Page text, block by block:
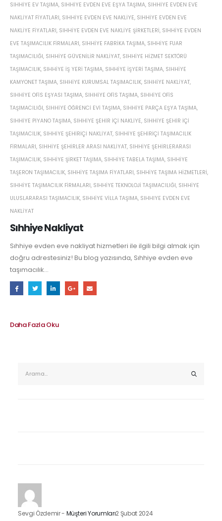
Sıhhiye Nakliyat
SIHHIYE EV TAŞIMA, SIHHIYE EVDEN EVE EŞYA TAŞIMA, SIHHIYE EVDEN EVE
NAKLIYAT FIYATLARI, SIHHIYE EVDEN EVE NAKLIYE, SIHHIYE EVDEN EVE
NAKLIYE FIYATLARI, SIHHIYE EVDEN EVE NAKLIYE ŞIRKETLERI, SIHHIYE EVDEN
EVE TAŞIMACILIK FIRMALARI, SIHHIYE FABRIKA TAŞIMA, SIHHIYE FUAR
TAŞIMACILIĞI, SIHHIYE GÜVENILIR NAKLIYAT, SIHHIYE HIZMET SEKTÖRÜ
TAŞIMACILIK, SIHHIYE IŞ YERI TAŞIMA, SIHHIYE IŞYERI TAŞIMA, SIHHIYE
KAMYONET TAŞIMA, SIHHIYE KURUMSAL TAŞIMACILIK, SIHHIYE NAKLIYAT,
SIHHIYE OFIS EŞYASI TAŞIMA, SIHHIYE OFIS TAŞIMA, SIHHIYE OFIS
TAŞIMACILIĞI, SIHHIYE ÖĞRENCI EVI TAŞIMA, SIHHIYE PARÇA EŞYA TAŞIMA,
SIHHIYE PIYANO TAŞIMA, SIHHIYE ŞEHIR IÇI NAKLIYE, SIHHIYE ŞEHIR IÇI
TAŞIMACILIK, SIHHIYE ŞEHIRIÇI NAKLIYAT, SIHHIYE ŞEHIRIÇI TAŞIMACILIK
FIRMALARI, SIHHIYE ŞEHIRLER ARASI NAKLIYAT, SIHHIYE ŞEHIRLERARASI
TAŞIMACILIK, SIHHIYE ŞIRKET TAŞIMA, SIHHIYE TABELA TAŞIMA, SIHHIYE
TAŞERON TAŞIMACILIK, SIHHIYE TAŞIMA FIYATLARI, SIHHIYE TAŞIMA HIZMETLERI,
SIHHIYE TAŞIMACILIK FIRMALARI, SIHHIYE TEKNOLOJI TAŞIMACILIĞI, SIHHIYE
ULUSLARARASI TAŞIMACILIK, SIHHIYE VILLA TAŞIMA, SIHHIYE EVDEN EVE
NAKLIYAT
Sıhhiye evden eve nakliyat hizmetleri ile ilgili bilgi almak için
doğru adrestesiniz! Bu blog yazısında, Sıhhiye evden eve
taşımacılık...
Daha Fazla Oku
Sevgi Özdemir- Müşteri Yorumları2 Şubat 2024